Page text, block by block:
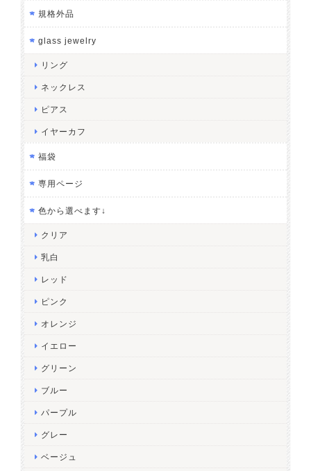
規格外品
glass jewelry
リング
ネックレス
ピアス
イヤーカフ
福袋
専用ページ
色から選べます↓
クリア
乳白
レッド
ピンク
オレンジ
イエロー
グリーン
ブルー
パープル
グレー
ベージュ